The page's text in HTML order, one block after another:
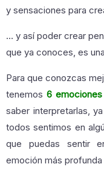
y sensaciones para
… y así poder crear
que ya conoces, es
Para que conozcas
tenemos 6
saber interpretarlas,
todos sentimos en
que puedas sentir
emoción más profunda